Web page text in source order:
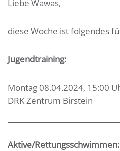
Liebe Wawas,
diese Woche ist folgendes
Jugendtraining:
Montag 08.04.2024, 15:00
DRK Zentrum Birstein
Aktive/Rettungsschwimmen: